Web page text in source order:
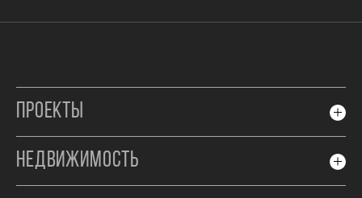
ПРОЕКТЫ
НЕДВИЖИМОСТЬ